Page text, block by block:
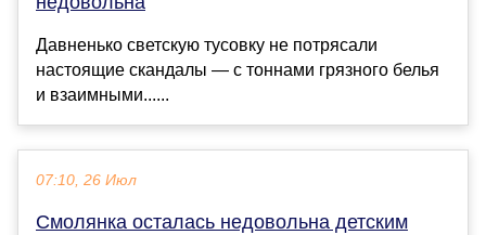
Давненько светскую тусовку не потрясали
настоящие скандалы — с тоннами грязного белья
и взаимными......
07:10, 26 Июл
Смолянка осталась недовольна детским